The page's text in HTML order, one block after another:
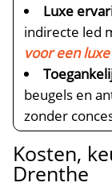
Luxe
indirecte led
voor een
beugels en
zonder
Kosten,
Drenthe